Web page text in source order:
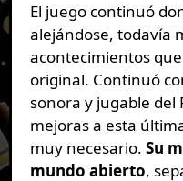
El juego continuó
alejándose, todavía
acontecimientos
original. Continuó
sonora y jugable del
mejoras a esta
muy necesario. Su
mundo abierto,